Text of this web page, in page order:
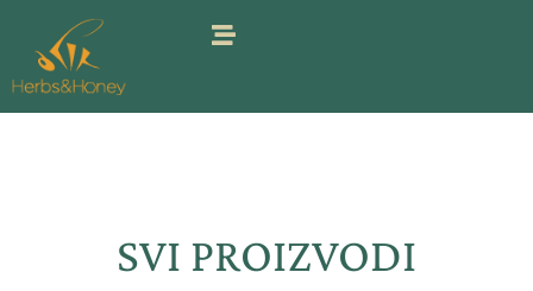
sadržaj
SVI PROIZVODI